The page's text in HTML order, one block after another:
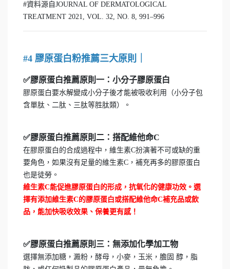
#資料源自JOURNAL OF DERMATOLOGICAL
TREATMENT 2021, VOL. 32, NO. 8, 991–996
#4 膠原蛋白粉推薦三大原則｜
✅膠原蛋白推薦原則一：小分子膠原蛋白
膠原蛋白要水解變成小分子後才能被吸收利用（小分子包
含單肽、二肽、三肽等胜肽類）。
✅膠原蛋白推薦原則二：搭配維他命C
在膠原蛋白的合成過程中，維生素C扮演著不可或缺的重
要角色，如果沒有足量的維生素C，補充再多的膠原蛋白
也是徒勞。
維生素C能促進膠原蛋白的形成，抗氧化的健康功效。選
擇​有添加維生素C的膠原蛋白或搭配維他命C補充品或飲
品，能加快吸收效果、保養更有感！
✅膠原蛋白推薦原則三：無添加化學加工物
選擇無添加糖，澱粉，酵母，小麥，玉米，膽固 醇，脂